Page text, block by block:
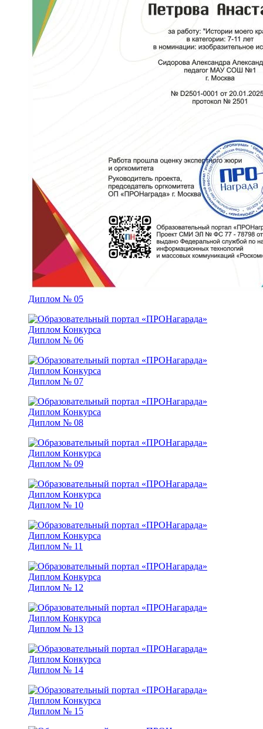
Диплом № 05
Диплом № 06
Диплом № 07
Диплом № 08
Диплом № 09
Диплом № 10
Диплом № 11
Диплом № 12
Диплом № 13
Диплом № 14
Диплом № 15